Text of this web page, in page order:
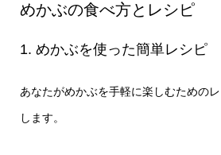
めかぶの食べ方とレシピ
1. めかぶを使った簡単レシピ
あなたがめかぶを手軽に楽しむための
します。